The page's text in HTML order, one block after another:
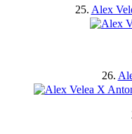
25. Alex
26.